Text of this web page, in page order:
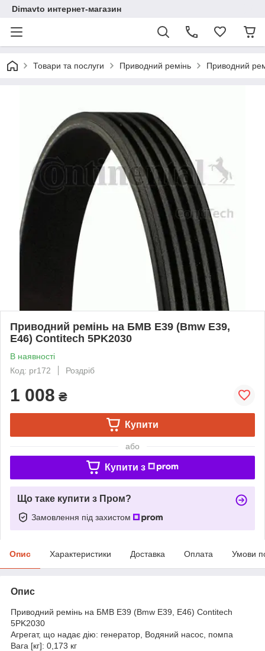
Dimavto интернет-магазин
Товари та послуги Приводний ремінь Приводний
Приводний ремінь на БМВ Е39 (Bmw E39,
E46) Contitech 5PK2030
В наявності
Код: pr172
Роздріб
1 008 ₴
Купити
або
Купити з
Що таке купити з Пром?
Замовлення під захистом
Опис Характеристики Доставка Оплата Умови
Опис
Приводний ремінь на БМВ Е39 (Bmw E39, E46) Contitech
5PK2030
Агрегат, що надає дію: генератор, Водяний насос, помпа
Вага [кг]: 0,173 кг